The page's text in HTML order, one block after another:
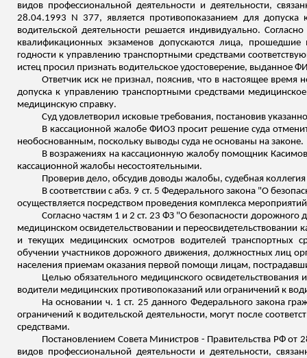
видов профессиональной деятельности и деятельности,
28.04.1993 N 377, является противопоказанием для допуска
водительской деятельности решается индивидуально.
квалификационных экзаменов допускаются лица,
годности к управлению транспортными средствами
истец просил признать водительское удостоверение, выданное
Ответчик иск не признал, пояснив, что в настоящее время
допуска к управлению транспортными средствами
медицинскую справку.
Суд удовлетворил исковые требования, постановив
В кассационной жалобе ФИО3 просит решение суда
необоснованным, поскольку выводы суда не основаны на законе.
В возражениях на кассационную жалобу помощник
кассационной жалобы несостоятельными.
Проверив дело, обсудив доводы жалобы, судебная
В соответствии сабз. 9 ст. 5 Федерального закона "О
осуществляется посредством проведения комплекса
Согласно частям 1 и 2 ст. 23 ФЗ "О безопасности
медицинском освидетельствовании и
и текущих медицинских осмотров водителей транспортных
обучении участников дорожного движения, должностных лиц
населения приемам оказания первой помощи лицам,
Целью обязательного медицинского освидетельствования
водители медицинских противопоказаний или ограничений к
На основании ч. 1 ст. 25 данного Федерального закона
ограничений к водительской деятельности, могут после
средствами.
Постановлением Совета Министров - Правительства РФ от
видов профессиональной деятельности и деятельности,